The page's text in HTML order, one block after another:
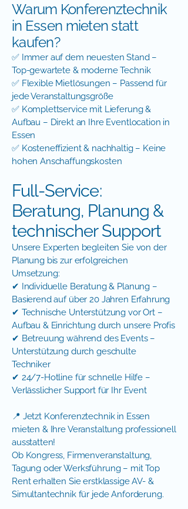
Warum Konferenztechnik
in Essen mieten statt
kaufen?
✅ Immer auf dem neuesten Stand –
Top-gewartete & moderne Technik
✅ Flexible Mietlösungen – Passend für
jede Veranstaltungsgröße
✅ Komplettservice mit Lieferung &
Aufbau – Direkt an Ihre Eventlocation in
Essen
✅ Kosteneffizient & nachhaltig – Keine
hohen Anschaffungskosten
Full-Service:
Beratung, Planung &
technischer Support
Unsere Experten begleiten Sie von der
Planung bis zur erfolgreichen
Umsetzung:
✔ Individuelle Beratung & Planung –
Basierend auf über 20 Jahren Erfahrung
✔ Technische Unterstützung vor Ort –
Aufbau & Einrichtung durch unsere Profis
✔ Betreuung während des Events –
Unterstützung durch geschulte
Techniker
✔ 24/7-Hotline für schnelle Hilfe –
Verlässlicher Support für Ihr Event
📍 Jetzt Konferenztechnik in Essen
mieten & Ihre Veranstaltung professionell
ausstatten!
Ob Kongress, Firmenveranstaltung,
Tagung oder Werksführung – mit Top
Rent erhalten Sie erstklassige AV- &
Simultantechnik für jede Anforderung.